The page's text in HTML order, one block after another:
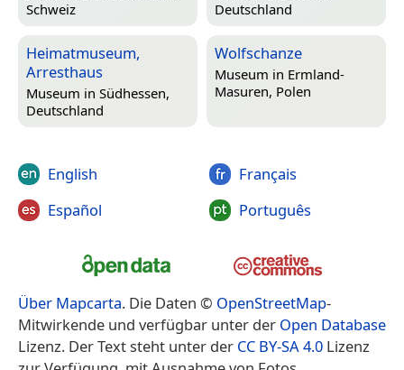
Schweiz
Deutschland
Heimatmuseum,
Arresthaus
Museum in Südhessen,
Deutschland
Wolfschanze
Museum in Ermland-
Masuren, Polen
English
Español
Français
Português
Über Mapcarta. Die Daten © OpenStreetMap-
Mitwirkende und verfügbar unter der Open Database
Lizenz. Der Text steht unter der CC BY-SA 4.0 Lizenz